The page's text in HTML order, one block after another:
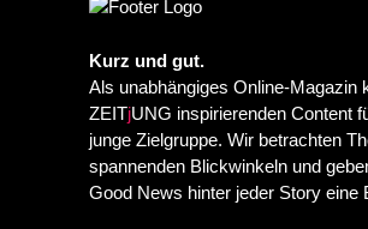
Kurz und gut.
Als unabhängiges Online-Magazin
ZEITjUNG inspirierenden Content
junge Zielgruppe. Wir betrachten
spannenden Blickwinkeln und
Good News hinter jeder Story eine